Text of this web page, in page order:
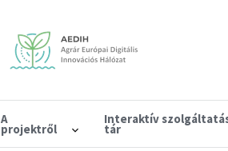
A
projektről
Interaktív
tár